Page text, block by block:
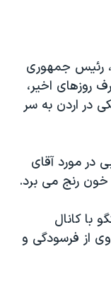
رئيس جمهوری
روزهای اخير،
در اردن به سر
در مورد آقای
خون رنج می برد.
با کانال
از فرسودگی و